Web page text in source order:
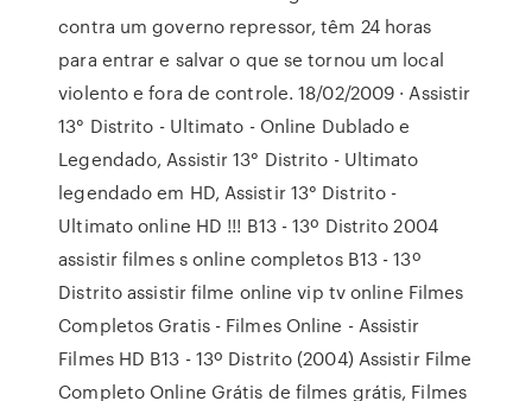
contra um governo repressor, têm 24 horas
para entrar e salvar o que se tornou um local
violento e fora de controle. 18/02/2009 · Assistir
13° Distrito - Ultimato - Online Dublado e
Legendado, Assistir 13° Distrito - Ultimato
legendado em HD, Assistir 13° Distrito -
Ultimato online HD !!! B13 - 13º Distrito 2004
assistir filmes s online completos B13 - 13º
Distrito assistir filme online vip tv online Filmes
Completos Gratis - Filmes Online - Assistir
Filmes HD B13 - 13º Distrito (2004) Assistir Filme
Completo Online Grátis de filmes grátis, Filmes